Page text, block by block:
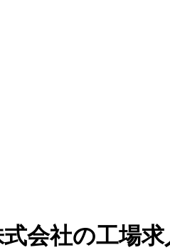
会社の工場求